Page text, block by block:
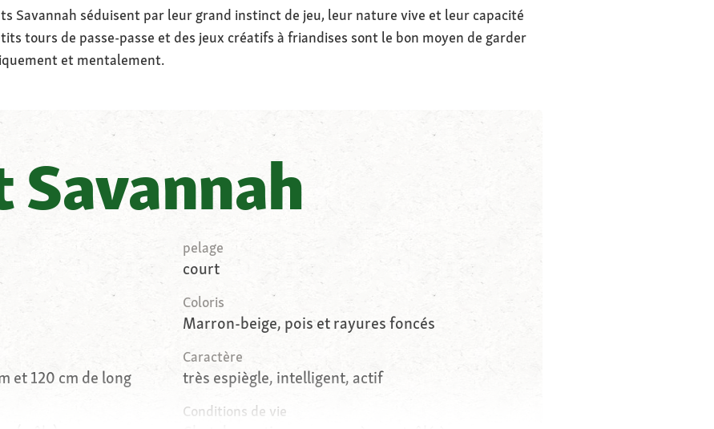
Savannah séduisent par leur grand instinct de jeu, leur nature vive et leur capacité
tours de passe-passe et des jeux créatifs à friandises sont le bon moyen de garder
et mentalement.
Savannah
et 120 cm de long
pelage
court
Coloris
Marron-beige, pois et rayures foncés
Caractère
très espiègle, intelligent, actif
Conditions de vie